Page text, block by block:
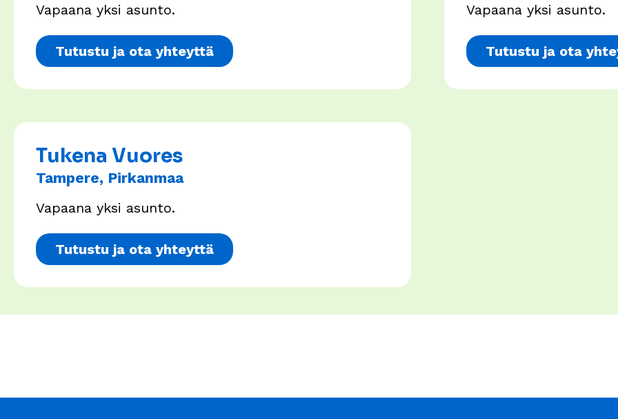
Vapaana yksi asunto.
Tutustu ja ota yhteyttä
Vapaana yksi asunto.
Tutustu ja ota
Tukena Vuores
Tampere, Pirkanmaa
Vapaana yksi asunto.
Tutustu ja ota yhteyttä